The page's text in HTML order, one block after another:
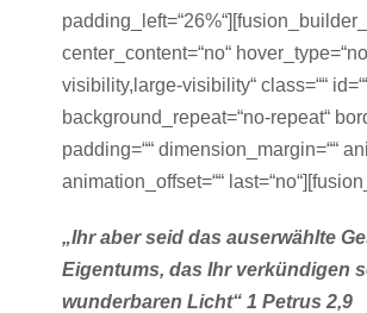
center_content=“no“
visibility,large-visibility“ class=““
background_repeat=“no-repeat“
padding=““ dimension_margin=““
animation_offset=““
„Ihr aber seid das auserwählte
Eigentums, das Ihr verkündigen
wunderbaren Licht“ 1 Petrus 2,9